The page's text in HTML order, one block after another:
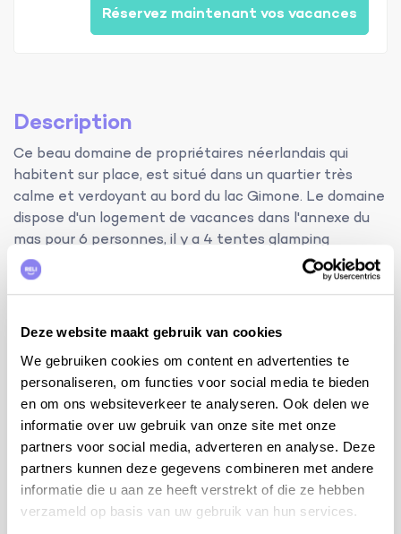
Deze website maakt gebruik van cookies
We gebruiken cookies om content en advertenties te
personaliseren, om functies voor social media te bieden
en om ons websiteverkeer te analyseren. Ook delen we
informatie over uw gebruik van onze site met onze
partners voor social media, adverteren en analyse. Deze
partners kunnen deze gegevens combineren met andere
informatie die u aan ze heeft verstrekt of die ze hebben
verzameld op basis van uw gebruik van hun services.
Réservez maintenant vos vacances
Description
Ce beau domaine de propriétaires néerlandais qui
habitent sur place, est situé dans un quartier très
calme et verdoyant au bord du lac Gimone. Le domaine
dispose d'un logement de vacances dans l'annexe du
mas pour 6 personnes, il y a 4 tentes glamping
entièrement neuves pour 6 personnes avec vue sur le
lac et il y a une très grande piscine commune. Dans ce
fantastiques et d'un ciel étoilé incroyable pour
Terrasse couverte avec coin salon. Séjour avec table à
manger. Cuisine équipée avec évier simple,
réfrigérateur, cuisinière à gaz et Nespresso.
Balayeuse, pelle à poussière et brosse.
Si la période souhaitée a déjà été louée, consultez
ici la disponibilité des autres tentes de luxe ou